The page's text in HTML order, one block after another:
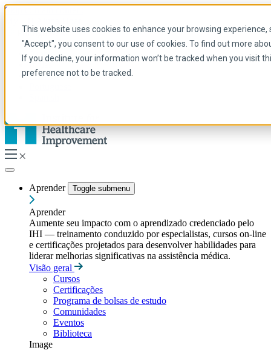
This website uses cookies to enhance your browsing
"Accept", you consent to our use of cookies. To find out more
If you decline, your information won’t be tracked when you visit
preference not to be tracked.
Skip to main content
Portuguese
Arabic
Inglês
Francês
Aprender Toggle submenu
Aprender
Aumente seu impacto com o aprendizado credenciado pelo
IHI — treinamento conduzido por especialistas, cursos on-line
e certificações projetados para desenvolver habilidades para
liderar melhorias significativas na assistência médica.
Visão geral
Cursos
Certificações
Programa de bolsas de estudo
Comunidades
Eventos
Biblioteca
Image